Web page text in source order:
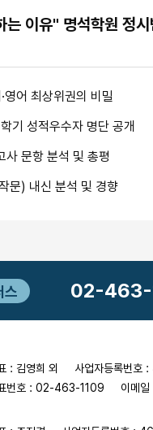
영어 최상위권의 비밀
기 성적우수자 명단 공개
문항 분석 및 총평
문) 내신 분석 및 경향
스 02-463-
: 김영희 외 사업자등록번
번호 : 02-463-1109
이메